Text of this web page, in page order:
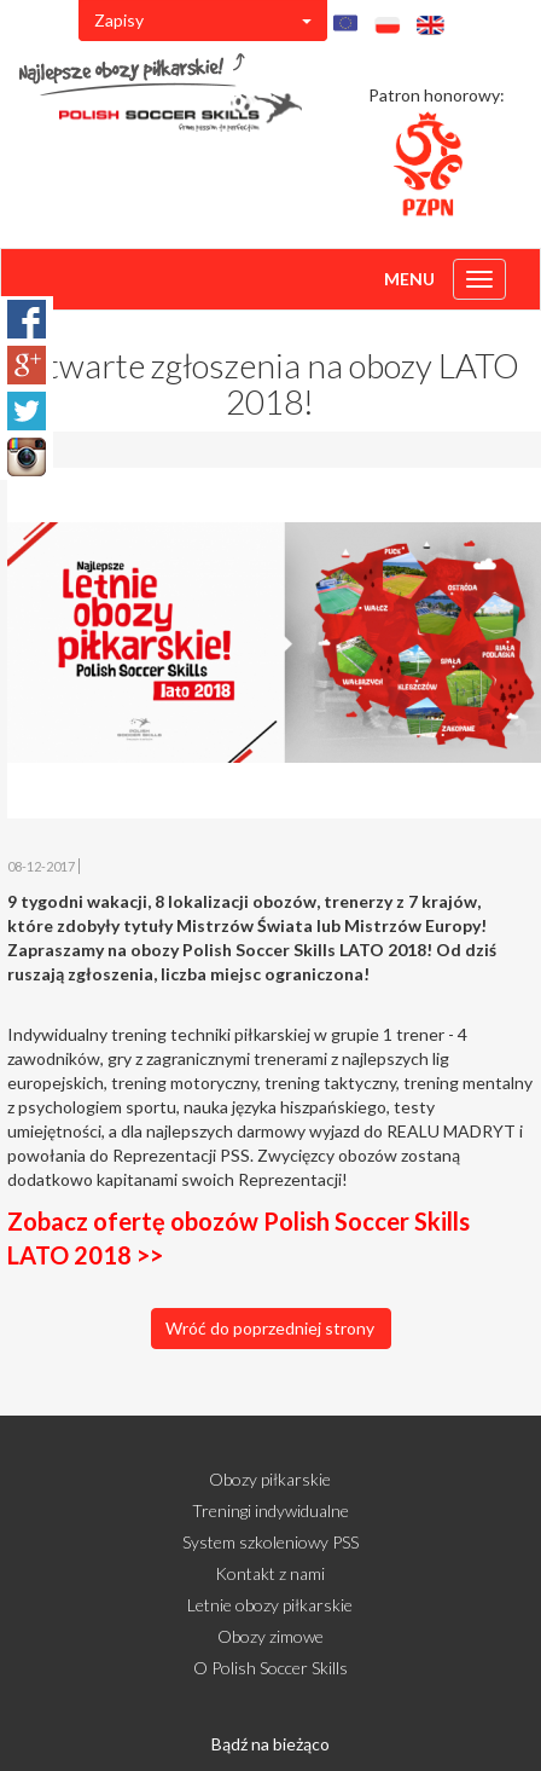
Zapisy
Patron honorowy:
Toggle
MENU
Otwarte zgłoszenia na obozy LATO
2018!
08-12-2017
9 tygodni wakacji, 8 lokalizacji obozów, trenerzy z 7 krajów,
które zdobyły tytuły Mistrzów Świata lub Mistrzów Europy!
Zapraszamy na obozy Polish Soccer Skills LATO 2018! Od dziś
ruszają zgłoszenia, liczba miejsc ograniczona!
Indywidualny trening techniki piłkarskiej w grupie 1 trener - 4
zawodników, gry z zagranicznymi trenerami z najlepszych lig
europejskich, trening motoryczny, trening taktyczny, trening mentalny
z psychologiem sportu, nauka języka hiszpańskiego, testy
umiejętności, a dla najlepszych darmowy wyjazd do REALU MADRYT i
powołania do Reprezentacji PSS. Zwycięzcy obozów zostaną
dodatkowo kapitanami swoich Reprezentacji!
Zobacz ofertę obozów Polish Soccer Skills
LATO 2018 >>
Wróć do poprzedniej strony
Obozy piłkarskie
Treningi indywidualne
System szkoleniowy PSS
Kontakt z nami
Letnie obozy piłkarskie
Obozy zimowe
O Polish Soccer Skills
Bądź na bieżąco